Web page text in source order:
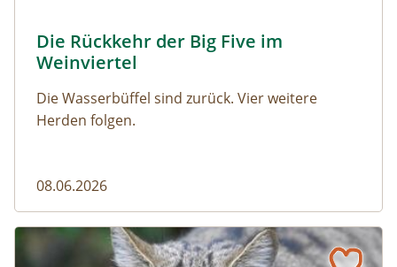
Naturmagazin: Die Rückkehr der Big Five im
Die Rückkehr der Big Five im
Weinviertel
Die Wasserbüffel sind zurück. Vier weitere
Herden folgen.
08.06.2026
Vom Acker zum Wildkatzen-Korridor